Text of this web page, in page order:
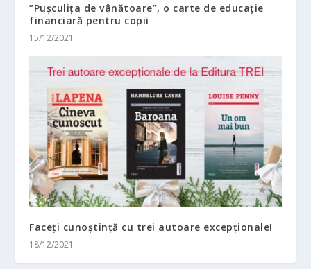
”Pușculița de vânătoare”, o carte de educație
financiară pentru copii
15/12/2021
Faceți cunoștință cu trei autoare excepționale!
18/12/2021